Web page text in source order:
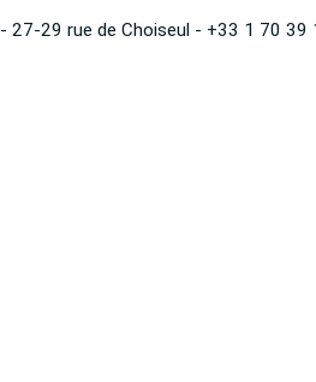
- 27-29 rue de Choiseul - +33 1 70 39